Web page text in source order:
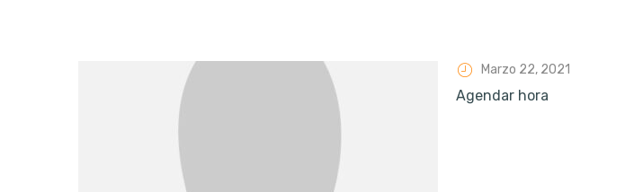
Marzo 22, 2021
Agendar hora